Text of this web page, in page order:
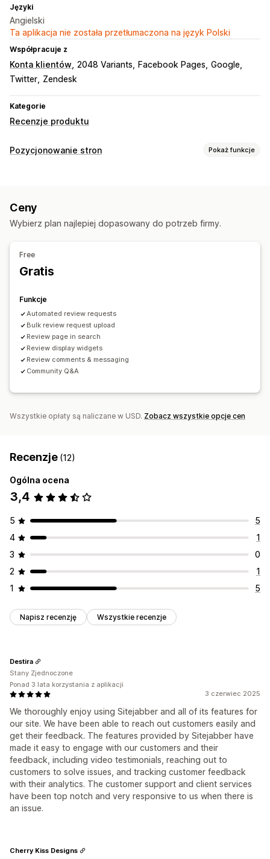
Języki
Angielski
Ta aplikacja nie została przetłumaczona na język Polski
Współpracuje z
Konta klientów 2048 Variants Facebook Pages Google
Twitter Zendesk
Kategorie
Recenzje produktu
Pozycjonowanie stron Pokaż funkcje
Metatagi
Ceny
Wybierz plan najlepiej dopasowany do potrzeb firmy.
Free
Gratis
Funkcje
Automated review requests
Bulk review request upload
Review page in search
Review display widgets
Review comments & messaging
Community Q&A
Wszystkie opłaty są naliczane w USD. Zobacz wszystkie opcje cen
Recenzje (12)
Ogólna ocena
3,4
5
5
4
1
3
0
2
1
1
5
Napisz recenzję Wszystkie recenzje
3 czerwiec 2025
We thoroughly enjoy using Sitejabber and all of its features for
our site. We have been able to reach out customers easily and
get their feedback. The features provided by Sitejabber have
made it easy to engage with our customers and their
feedback, including video testimonials, reaching out to
customers to solve issues, and tracking customer feedback
with their analytics. The customer support and client services
have been top notch and very responsive to us when there is
an issue.
Destira
Stany Zjednoczone
Ponad 3 lata korzystania z aplikacji
Cherry Kiss Designs